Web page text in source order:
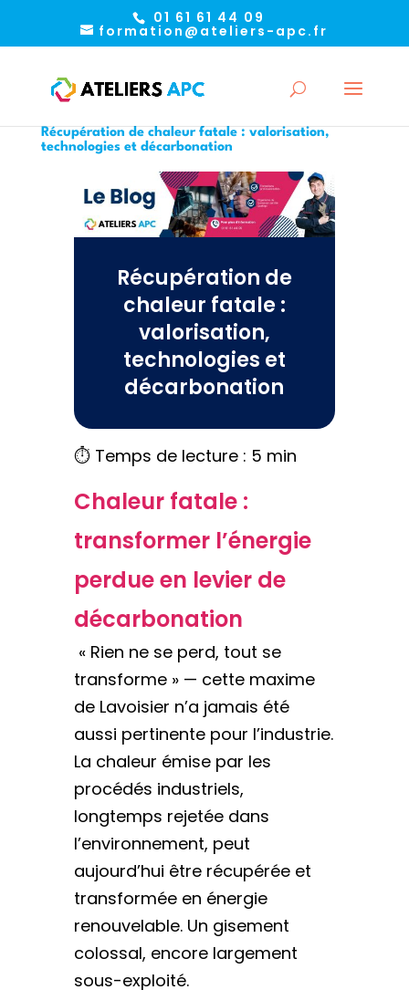
01 61 61 44 09
formation@ateliers-apc.fr
Récupération de chaleur fatale : valorisation,
technologies et décarbonation
Récupération de
chaleur fatale :
valorisation,
technologies et
décarbonation
⏱️ Temps de lecture : 5 min
Chaleur fatale :
transformer l’énergie
perdue en levier de
décarbonation
« Rien ne se perd, tout se
transforme » — cette maxime
de Lavoisier n’a jamais été
aussi pertinente pour l’industrie.
La chaleur émise par les
procédés industriels,
longtemps rejetée dans
l’environnement, peut
aujourd’hui être récupérée et
transformée en énergie
renouvelable. Un gisement
colossal, encore largement
sous-exploité.